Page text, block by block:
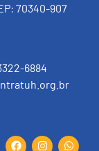
70340-907
6884